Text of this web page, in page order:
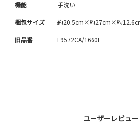
機能 手洗い
梱包サイズ 約20.5cm×約27cm×約
旧品番 F9572CA/1660L
ユーザーレビュー